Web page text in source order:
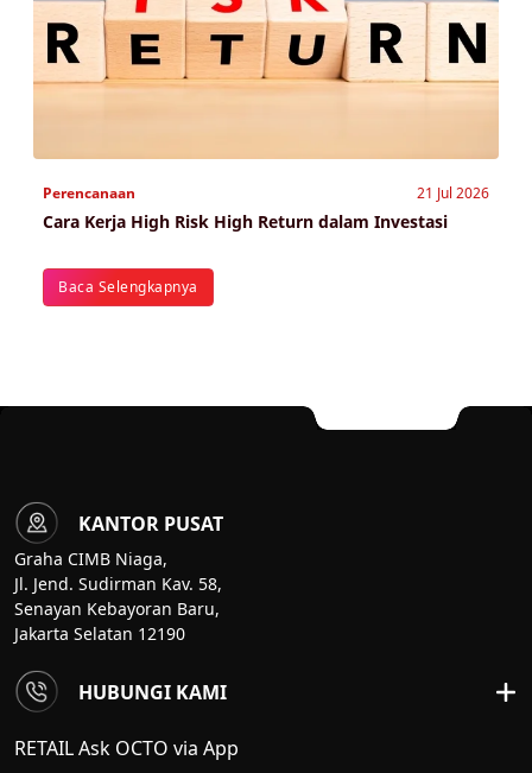
Perencanaan 21 Jul 2026
Cara Kerja High Risk High Return dalam Investasi
Baca Selengkapnya
KANTOR PUSAT
Graha CIMB Niaga,
Jl. Jend. Sudirman Kav. 58,
Senayan Kebayoran Baru,
Jakarta Selatan 12190
HUBUNGI KAMI
RETAIL Ask OCTO via App